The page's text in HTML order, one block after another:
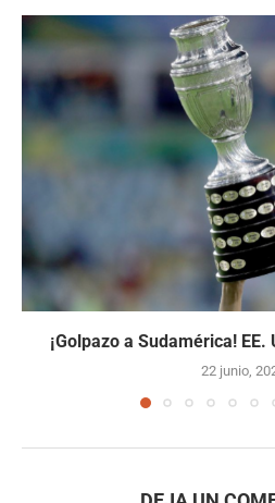
¡Golpazo a Sudamérica!
22 junio,